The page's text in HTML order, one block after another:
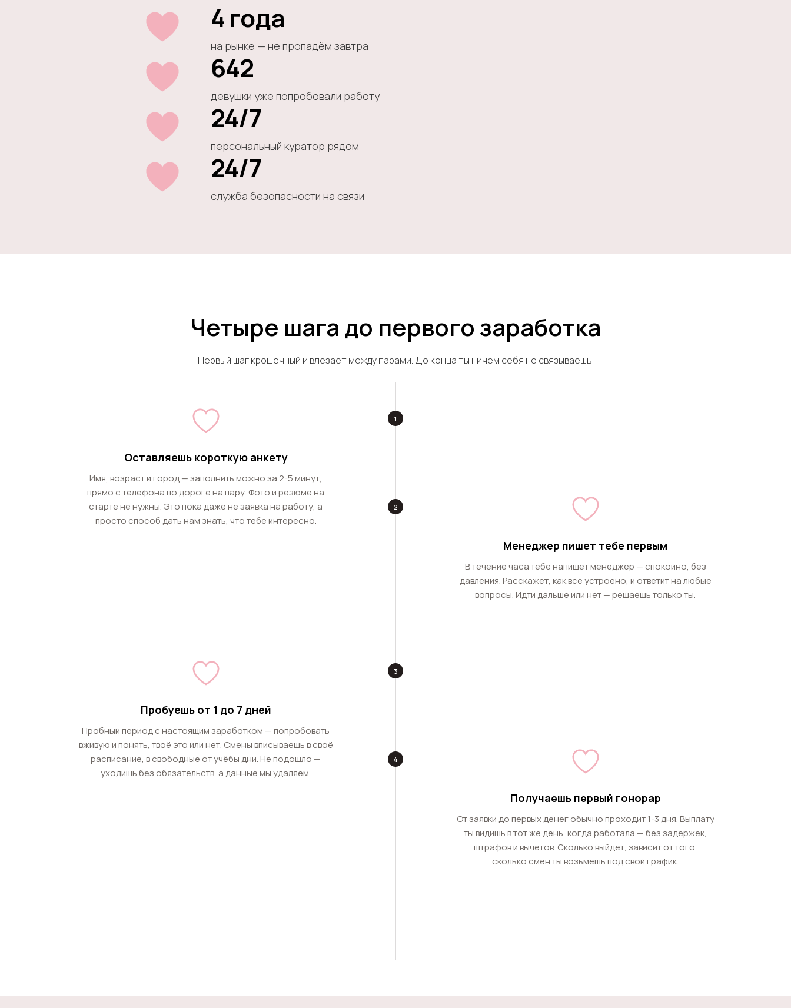
4 года
на рынке — не пропадём завтра
642
девушки уже попробовали работу
24/7
персональный куратор рядом
24/7
служба безопасности на связи
Четыре шага до первого заработка
Первый шаг крошечный и влезает между парами. До конца ты ничем себя не связываешь.
1
Оставляешь короткую анкету
Имя, возраст и город — заполнить можно за 2-5 минут,
прямо с телефона по дороге на пару. Фото и резюме на
старте не нужны. Это пока даже не заявка на работу, а
просто способ дать нам знать, что тебе интересно.
2
Менеджер пишет тебе первым
В течение часа тебе напишет менеджер — спокойно, без
давления. Расскажет, как всё устроено, и ответит на любые
вопросы. Идти дальше или нет — решаешь только ты.
3
Пробуешь от 1 до 7 дней
Пробный период с настоящим заработком — попробовать
вживую и понять, твоё это или нет. Смены вписываешь в своё
расписание, в свободные от учёбы дни. Не подошло —
уходишь без обязательств, а данные мы удаляем.
4
Получаешь первый гонорар
От заявки до первых денег обычно проходит 1-3 дня. Выплату
ты видишь в тот же день, когда работала — без задержек,
штрафов и вычетов. Сколько выйдет, зависит от того,
сколько смен ты возьмёшь под свой график.